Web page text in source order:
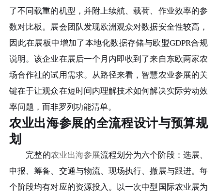
了不同载重的机型，并附上续航、载荷、作业效率的参
数对比板。展会团队发现欧洲观众对数据安全性较高，
因此在展板中增加了本地化数据存储与欧盟GDPR合规
说明。该企业在展后一个月内即收到了来自东欧两家农
场合作社的试用需求。从路径来看，智慧农业参展的关
键在于让观众在短时间内理解技术如何解决实际劳动效
率问题，而非罗列功能清单。
农业出海参展的全流程设计与预算规
划
完整的农业出海参展流程划分为六个阶段：选展、
申报、筹备、交通与物流、现场执行、撤展与跟进。每
个阶段均有对应的资源投入。以一次中型国际农业展为